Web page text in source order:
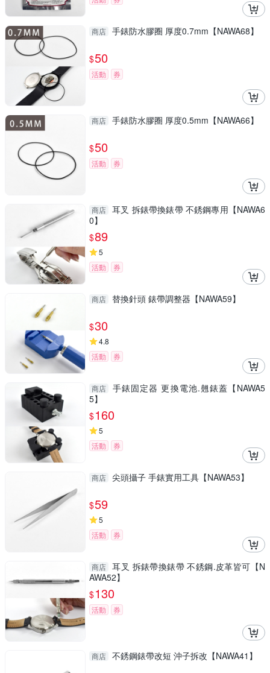
商店 手錶防水膠圈 厚度0.7mm【NAWA68】
$50
活動 券
商店 手錶防水膠圈 厚度0.5mm【NAWA66】
$50
活動 券
商店 耳叉 拆錶帶換錶帶 不銹鋼專用【NAWA6
0】
$89
5
活動
券
商店 替換針頭 錶帶調整器【NAWA59】
$30
4.8
活動
券
商店
手錶固定器 更換電池.翹錶蓋【NAWA5
5】
$160
5
活動
券
商店 尖頭攝子 手錶實用工具【NAWA53】
$59
5
活動
券
商店 耳叉 拆錶帶換錶帶 不銹鋼.皮革皆可【N
AWA52】
$130
活動 券
商店 不銹鋼錶帶改短 沖子拆改【NAWA41】